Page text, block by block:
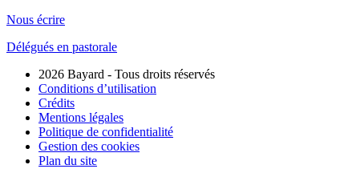
Nous écrire
Délégués en pastorale
2026 Bayard - Tous droits réservés
Conditions d’utilisation
Crédits
Mentions légales
Politique de confidentialité
Gestion des cookies
Plan du site